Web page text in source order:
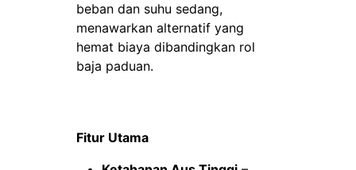
beban dan suhu sedang,
menawarkan alternatif yang
hemat biaya dibandingkan rol
baja paduan.
Fitur Utama